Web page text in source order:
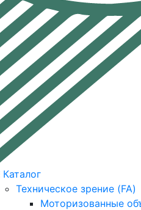
Каталог
Техническое зрение (FA)
Моторизованные